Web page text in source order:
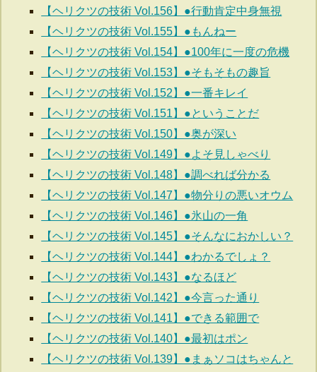
【ヘリクツの技術 Vol.156】●行動肯定中身無視
【ヘリクツの技術 Vol.155】●もんねー
【ヘリクツの技術 Vol.154】●100年に一度の危機
【ヘリクツの技術 Vol.153】●そもそもの趣旨
【ヘリクツの技術 Vol.152】●一番キレイ
【ヘリクツの技術 Vol.151】●ということだ
【ヘリクツの技術 Vol.150】●奥が深い
【ヘリクツの技術 Vol.149】●よそ見しゃべり
【ヘリクツの技術 Vol.148】●調べれば分かる
【ヘリクツの技術 Vol.147】●物分りの悪いオウム
【ヘリクツの技術 Vol.146】●氷山の一角
【ヘリクツの技術 Vol.145】●そんなにおかしい？
【ヘリクツの技術 Vol.144】●わかるでしょ？
【ヘリクツの技術 Vol.143】●なるほど
【ヘリクツの技術 Vol.142】●今言った通り
【ヘリクツの技術 Vol.141】●できる範囲で
【ヘリクツの技術 Vol.140】●最初はポン
【ヘリクツの技術 Vol.139】●まぁソコはちゃんと